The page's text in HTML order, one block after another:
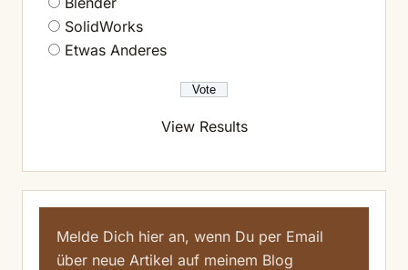
SolidWorks
Etwas Anderes
View Results
Melde Dich hier an, wenn Du per Email
über neue Artikel auf meinem Blog